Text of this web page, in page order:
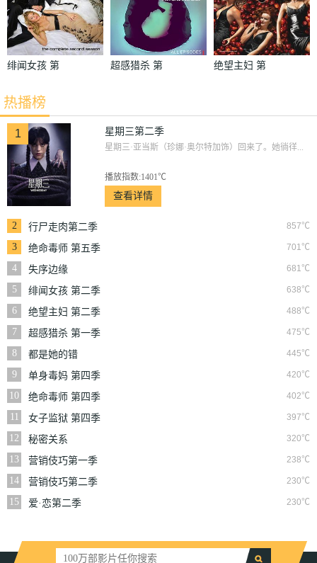
绯闻女孩 第
超感猎杀 第
绝望主妇 第
热播榜
1 星期三第二季
星期三·亚当斯（珍娜·奥尔特加饰）回来了。她徜徉...
播放指数:1401℃
查看详情
2 857℃
行尸走肉第二季
3
701℃
绝命毒师 第五季
4
681℃
失序边缘
5
638℃
绯闻女孩 第二季
6
488℃
绝望主妇 第二季
7
475℃
超感猎杀 第一季
8
445℃
都是她的错
9
420℃
单身毒妈 第四季
10
402℃
绝命毒师 第四季
11
397℃
女子监狱 第四季
12
320℃
秘密关系
13
238℃
营销伎巧第一季
14
230℃
营销伎巧第二季
15
230℃
爱·恋第二季